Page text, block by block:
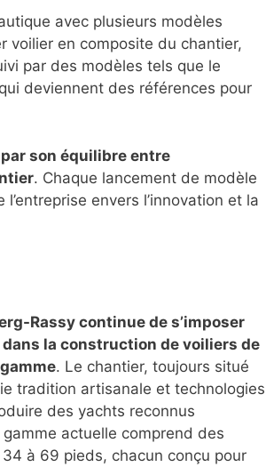
avec plusieurs modèles
voilier en composite du chantier,
par des modèles tels que le
deviennent des références pour
son équilibre entre
. Chaque lancement de modèle
envers l’innovation et la
Rassy continue de s’imposer
la construction de voiliers de
. Le chantier, toujours situé
tradition artisanale et technologies
des yachts reconnus
actuelle comprend des
à 69 pieds, chacun conçu pour